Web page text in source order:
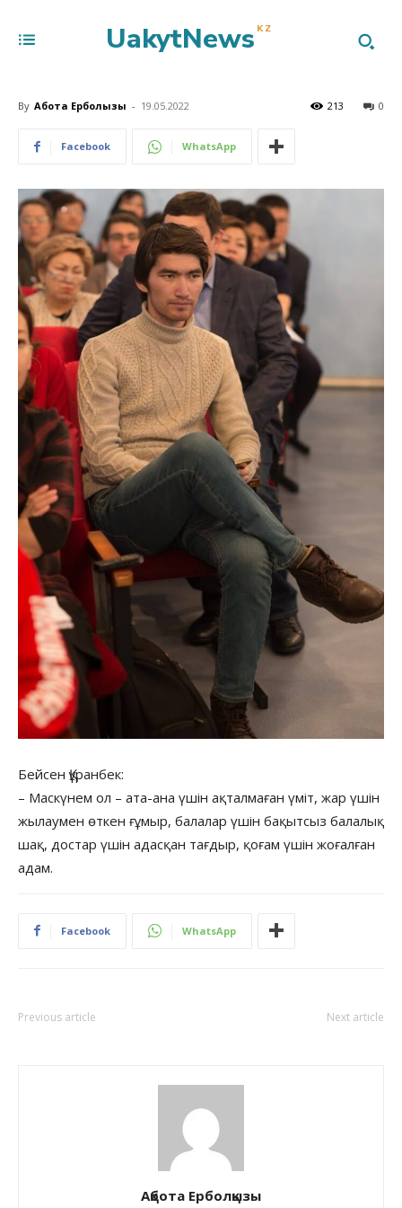
UakytNews KZ
By Ақбота Ерболқызы - 19.05.2022 0
213
Facebook WhatsApp
Бейсен Құранбек:
– Маскүнем ол – ата-ана үшін ақталмаған үміт, жар үшін
жылаумен өткен ғұмыр, балалар үшін бақытсыз балалық
шақ, достар үшін адасқан тағдыр, қоғам үшін жоғалған
адам.
Facebook WhatsApp
Previous article Next article
Ақбота Ерболқызы